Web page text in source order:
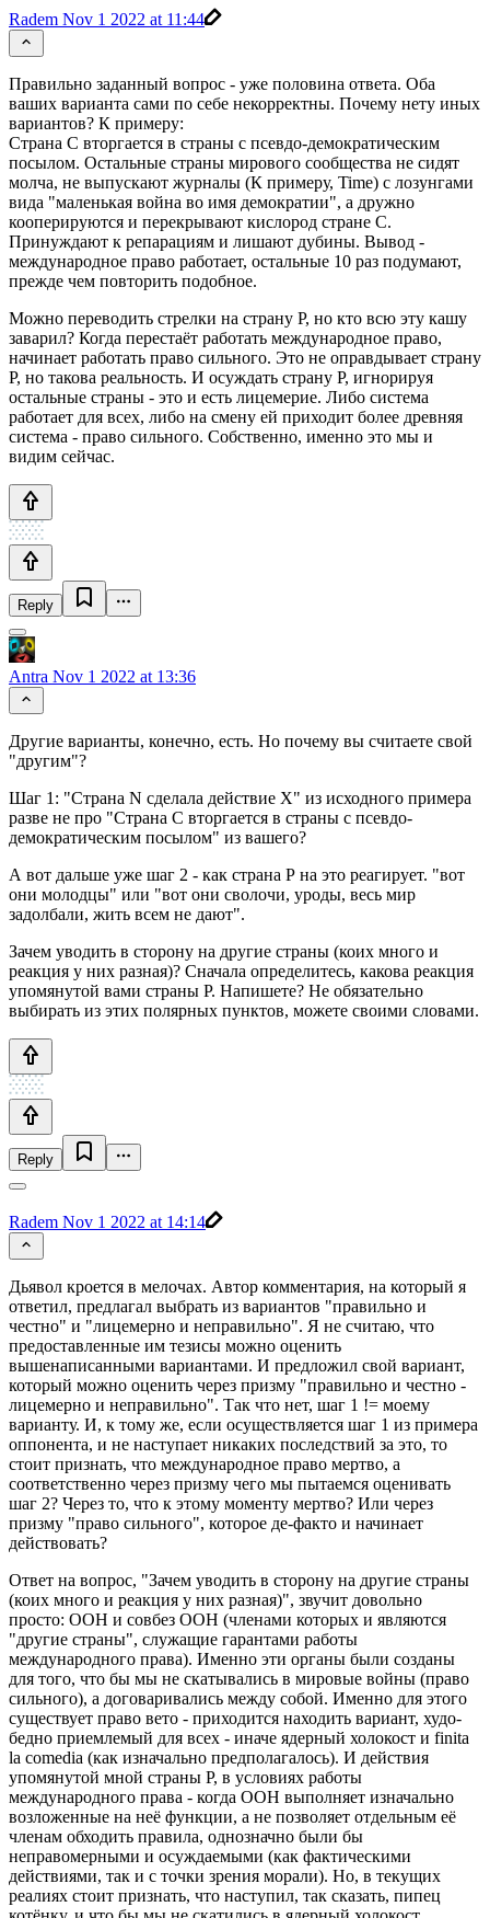
Radem Nov 1 2022 at 11:44
Правильно заданный вопрос - уже половина ответа. Оба
ваших варианта сами по себе некорректны. Почему нету иных
вариантов? К примеру:
Страна С вторгается в страны с псевдо-демократическим
посылом. Остальные страны мирового сообщества не сидят
молча, не выпускают журналы (К примеру, Time) с лозунгами
вида "маленькая война во имя демократии", а дружно
кооперируются и перекрывают кислород стране С.
Принуждают к репарациям и лишают дубины. Вывод -
международное право работает, остальные 10 раз подумают,
прежде чем повторить подобное.
Можно переводить стрелки на страну Р, но кто всю эту кашу
заварил? Когда перестаёт работать международное право,
начинает работать право сильного. Это не оправдывает страну
Р, но такова реальность. И осуждать страну Р, игнорируя
остальные страны - это и есть лицемерие. Либо система
работает для всех, либо на смену ей приходит более древняя
система - право сильного. Собственно, именно это мы и
видим сейчас.
Reply
Antra Nov 1 2022 at 13:36
Другие варианты, конечно, есть. Но почему вы считаете свой
"другим"?
Шаг 1: "Страна N сделала действие X" из исходного примера
разве не про "Страна С вторгается в страны с псевдо-
демократическим посылом" из вашего?
А вот дальше уже шаг 2 - как страна Р на это реагирует. "вот
они молодцы" или "вот они сволочи, уроды, весь мир
задолбали, жить всем не дают".
Зачем уводить в сторону на другие страны (коих много и
реакция у них разная)? Сначала определитесь, какова реакция
упомянутой вами страны Р. Напишете? Не обязательно
выбирать из этих полярных пунктов, можете своими словами.
Reply
Radem Nov 1 2022 at 14:14
Дьявол кроется в мелочах. Автор комментария, на который я
ответил, предлагал выбрать из вариантов "правильно и
честно" и "лицемерно и неправильно". Я не считаю, что
предоставленные им тезисы можно оценить
вышенаписанными вариантами. И предложил свой вариант,
который можно оценить через призму "правильно и честно -
лицемерно и неправильно". Так что нет, шаг 1 != моему
варианту. И, к тому же, если осуществляется шаг 1 из примера
оппонента, и не наступает никаких последствий за это, то
стоит признать, что международное право мертво, а
соответственно через призму чего мы пытаемся оценивать
шаг 2? Через то, что к этому моменту мертво? Или через
призму "право сильного", которое де-факто и начинает
действовать?
Ответ на вопрос, "Зачем уводить в сторону на другие страны
(коих много и реакция у них разная)", звучит довольно
просто: ООН и совбез ООН (членами которых и являются
"другие страны", служащие гарантами работы
международного права). Именно эти органы были созданы
для того, что бы мы не скатывались в мировые войны (право
сильного), а договаривались между собой. Именно для этого
существует право вето - приходится находить вариант, худо-
бедно приемлемый для всех - иначе ядерный холокост и finita
la comedia (как изначально предполагалось). И действия
упомянутой мной страны Р, в условиях работы
международного права - когда ООН выполняет изначально
возложенные на неё функции, а не позволяет отдельным её
членам обходить правила, однозначно были бы
неправомерными и осуждаемыми (как фактическими
действиями, так и с точки зрения морали). Но, в текущих
реалиях стоит признать, что наступил, так сказать, пипец